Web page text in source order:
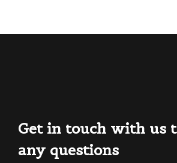
Get in touch with us
any questions